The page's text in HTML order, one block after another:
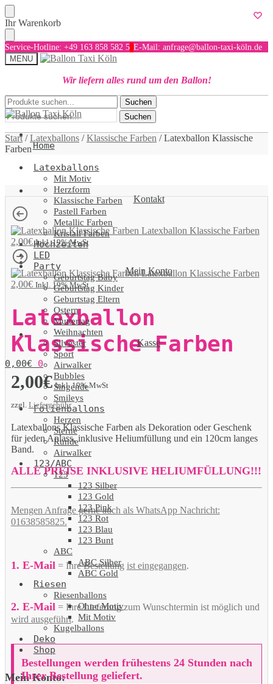
Skip
to
navigation
Skip
to
content
Ihr Warenkorb
Service-Hotline: +49 163 858 582 5 E-Mail: anfrage@ballon-taxi-köln.de
MENU
Wir liefern alles rund um den Ballon!
Suchen
nach:
Suchen
Kontakt
Mein Konto
Kasse
0,00€ 0
Suchen
nach:
Suchen
Home
Latexballons
Mit Motiv
Herzform
Klassische Farben
Pastell Farben
Metallic Farben
Kristall Farben
Hochzeiten
LED
Party
Geburtstag Baby
Geburtstag Kinder
Geburtstag Eltern
Ostern
Muttertag
Weihnachten
Silvester
Sport
Airwalker
Bubbles
Singende
Smileys
Folienballons
Herzen
Sterne
Runde
Airwalker
123/ABC
123
123 Silber
123 Gold
123 Pink
123 Rot
123 Blau
123 Bunt
ABC
ABC Silber
ABC Gold
Riesen
Riesenballons
Ohne Motiv
Mit Motiv
Kugelballons
Deko
Shop
Mein Konto:
Start /Latexballons /Klassische Farben /Latexballon Klassische
Farben
Latexballon Klassische Farben
2,00€ Inkl. 19% MwSt
Latexballon Klassische Farben
2,00€ Inkl. 19% MwSt
Latexballon
Klassische Farben
2,00€ Inkl. 19% MwSt
zzgl. Liefergebühr
Latexballons Klassische Farben als Dekoration oder Geschenk
für jeden Anlass, inklusive Heliumfüllung und ein 120cm langes
Band.
ALLE PREISE INKLUSIVE HELIUMFÜLLUNG!!!
Mengen Anfrage gerne auch als WhatsApp Nachricht:
01638585825.
1. E-Mail = Ihre Bestellung ist eingegangen.
2. E-Mail = Ihre Lieferung zum Wunschtermin ist möglich und
wird ausgeführt.
Bestellungen werden frühestens 24 Stunden nach
Ihrer Bestellung geliefert.